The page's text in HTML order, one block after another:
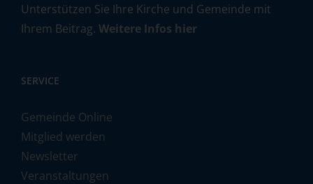
Unterstützen Sie Ihre Kirche und Gemeinde mit
Ihrem Beitrag. Weitere Infos hier
SERVICE
Gemeinde Online
Mitglied werden
Newsletter
Veranstaltungen